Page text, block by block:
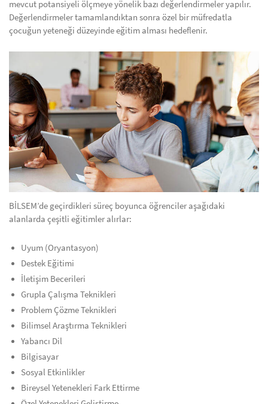
mevcut potansiyeli ölçmeye yönelik bazı değerlendirmeler yapılır.
Değerlendirmeler tamamlandıktan sonra özel bir müfredatla
çocuğun yeteneği düzeyinde eğitim alması hedeflenir.
BİLSEM’de geçirdikleri süreç boyunca öğrenciler aşağıdaki
alanlarda çeşitli eğitimler alırlar:
Uyum (Oryantasyon)
Destek Eğitimi
İletişim Becerileri
Grupla Çalışma Teknikleri
Problem Çözme Teknikleri
Bilimsel Araştırma Teknikleri
Yabancı Dil
Bilgisayar
Sosyal Etkinlikler
Bireysel Yetenekleri Fark Ettirme